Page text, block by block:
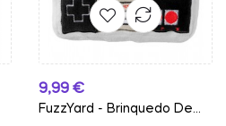
Preço
9,99 €
FuzzYard - Brinquedo De...